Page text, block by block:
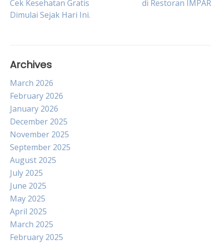
navigation
Cek Kesehatan Gratis
Dimulai Sejak Hari Ini.
di Restoran IMPAR
Archives
March 2026
February 2026
January 2026
December 2025
November 2025
September 2025
August 2025
July 2025
June 2025
May 2025
April 2025
March 2025
February 2025